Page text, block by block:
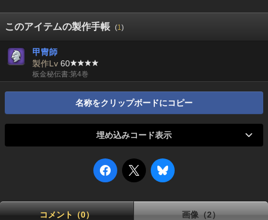
このアイテムの製作手帳 (1)
甲冑師
製作Lv 60
板金秘伝書:第4巻
名称をクリップボードにコピー
埋め込みコード表示
コメント（0） 画像（2）